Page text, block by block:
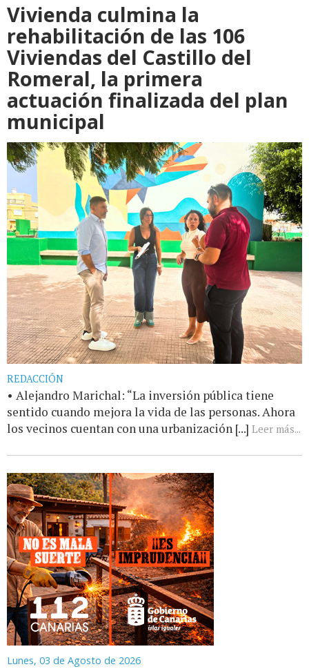
Vivienda culmina la
rehabilitación de las 106
Viviendas del Castillo del
Romeral, la primera
actuación finalizada del plan
municipal
REDACCIÓN
• Alejandro Marichal: “La inversión pública tiene
sentido cuando mejora la vida de las personas. Ahora
los vecinos cuentan con una urbanización [...] Leer más...
Lunes, 03 de Agosto de 2026